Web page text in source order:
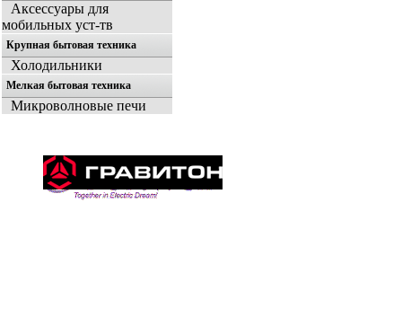
Аксессуары для
мобильных уст-тв
Крупная бытовая техника
Холодильники
Мелкая бытовая техника
Микроволновые печи